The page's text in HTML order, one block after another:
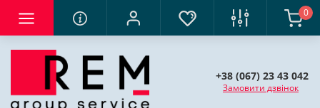
0
+38 (067) 23 43 042
Замовити дзвінок